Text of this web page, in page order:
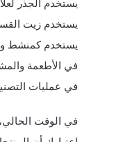
يستخدم الجذر
يستخدم زيت القسط
يستخدم كمنشط
في الأطعمة
في عمليات
في الوقت